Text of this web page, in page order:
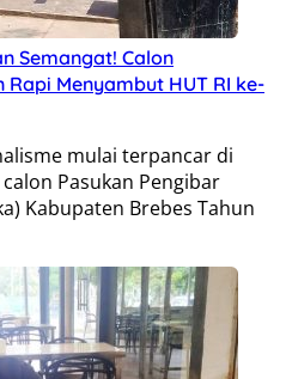
Semangat! Calon
Menyambut HUT RI ke-
mulai terpancar di
Pasukan Pengibar
Kabupaten Brebes Tahun